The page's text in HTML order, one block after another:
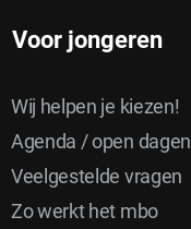
Voor jongeren
Wij helpen je kiezen!
Agenda / open dagen
Veelgestelde vragen
Zo werkt het mbo